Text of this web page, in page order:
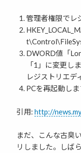
管理者権限でレ
DWORD値「
「1」に変更しま
レジストリエデ
PCを再起動しま
引用:http://
まだ、こんな古臭
リしました。しば